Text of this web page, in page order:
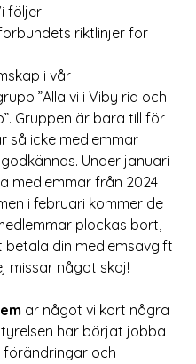
följer
riktlinjer för
i vår
”Alla vi i Viby rid och
Gruppen är bara till för
så icke medlemmar
Under januari
medlemmar från 2024
i februari kommer de
plockas bort,
betala din medlemsavgift
missar något skoj!
är något vi kört några
har börjat jobba
förändringar och